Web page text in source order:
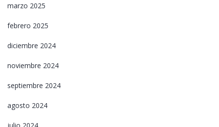
marzo 2025
febrero 2025
diciembre 2024
noviembre 2024
septiembre 2024
agosto 2024
julio 2024